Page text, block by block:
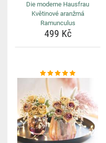
Die moderne Hausfrau
Květinové aranžmá
Ramunculus
499 Kč